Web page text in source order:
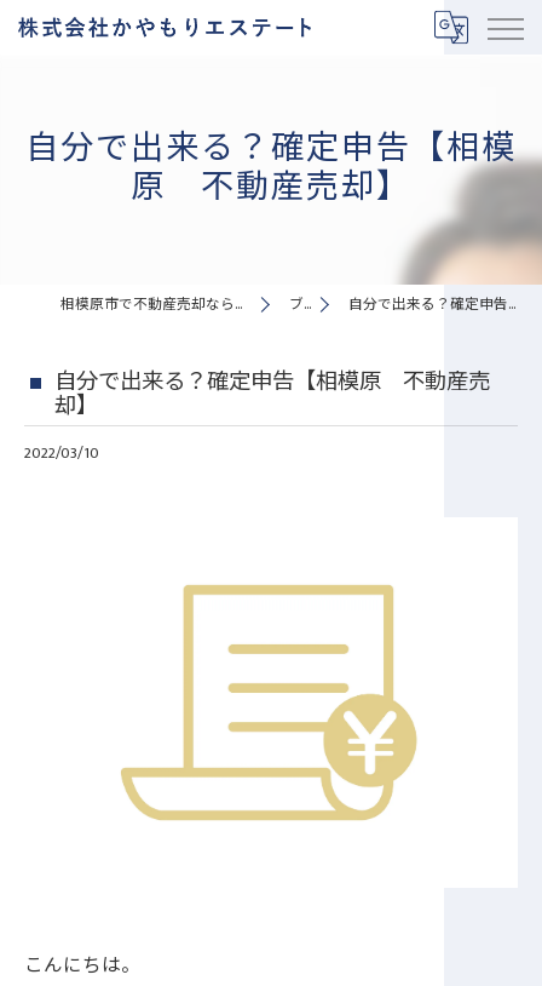
自分で出来る？確定申告【相模
原 不動産売却】
相模原市で不動産売却なら株式会社かやもりエステート ブログ 自分で出来る？確定申告【相模原 不動産売却】
自分で出来る？確定申告【相模原 不動産売
却】
2022/03/10
こんにちは。